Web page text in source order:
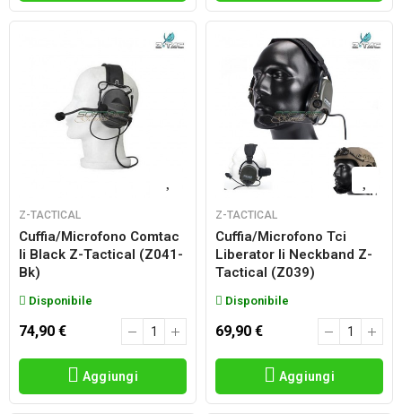
Z-TACTICAL
Cuffia/microfono Comtac
Ii Black Z-Tactical (z041-
Bk)
Disponibile
74,90 €
Aggiungi
Z-TACTICAL
Cuffia/microfono Tci
Liberator Ii Neckband Z-
Tactical (z039)
Disponibile
69,90 €
Aggiungi